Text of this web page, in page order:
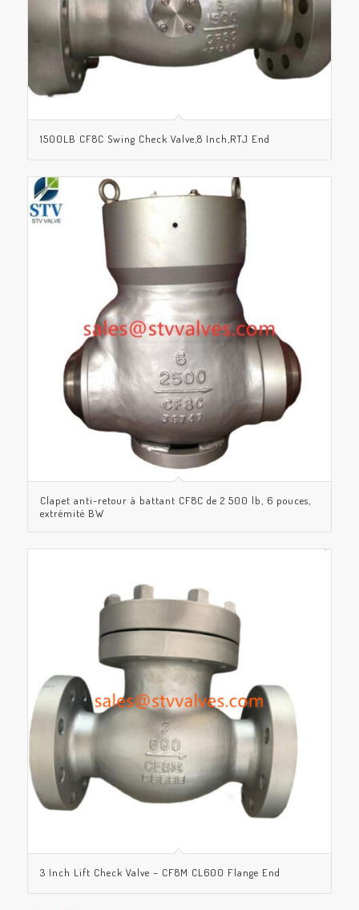
1500LB CF8C Swing Check Valve,8 Inch,RTJ End
Clapet anti-retour à battant CF8C de 2 500 lb, 6 pouces,
extrémité BW
3 Inch Lift Check Valve – CF8M CL600 Flange End